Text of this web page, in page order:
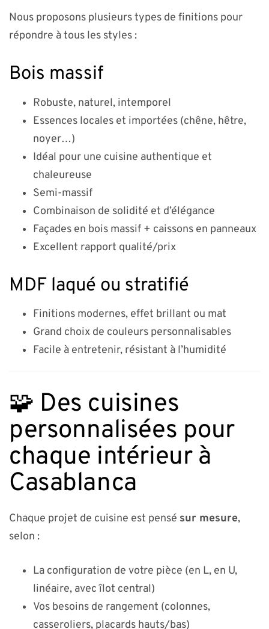
Nous proposons plusieurs types de finitions pour
répondre à tous les styles :
Bois massif
Robuste, naturel, intemporel
Essences locales et importées (chêne, hêtre,
noyer…)
Idéal pour une cuisine authentique et
chaleureuse
Semi-massif
Combinaison de solidité et d’élégance
Façades en bois massif + caissons en panneaux
Excellent rapport qualité/prix
MDF laqué ou stratifié
Finitions modernes, effet brillant ou mat
Grand choix de couleurs personnalisables
Facile à entretenir, résistant à l’humidité
🧩 Des cuisines
personnalisées pour
chaque intérieur à
Casablanca
Chaque projet de cuisine est pensé sur mesure,
selon :
La configuration de votre pièce (en L, en U,
linéaire, avec îlot central)
Vos besoins de rangement (colonnes,
casseroliers, placards hauts/bas)